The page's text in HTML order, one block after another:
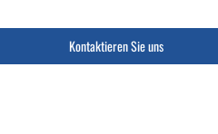
Kontaktieren Sie uns